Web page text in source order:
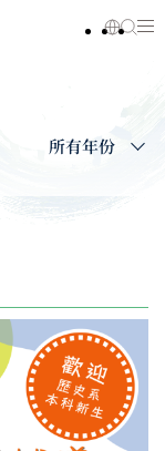
所有年份